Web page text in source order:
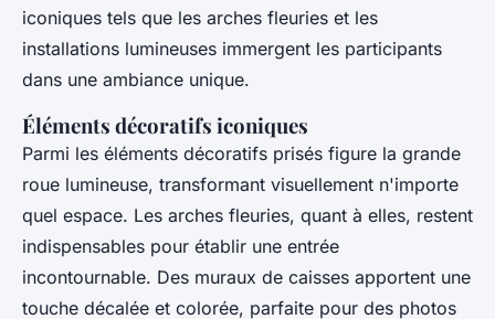
iconiques tels que les arches fleuries et les
installations lumineuses immergent les participants
dans une ambiance unique.
Éléments décoratifs iconiques
Parmi les éléments décoratifs prisés figure la grande
roue lumineuse, transformant visuellement n'importe
quel espace. Les arches fleuries, quant à elles, restent
indispensables pour établir une entrée
incontournable. Des muraux de caisses apportent une
touche décalée et colorée, parfaite pour des photos